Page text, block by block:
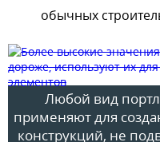
обычных
Любой вид
применяют для
конструкций, не